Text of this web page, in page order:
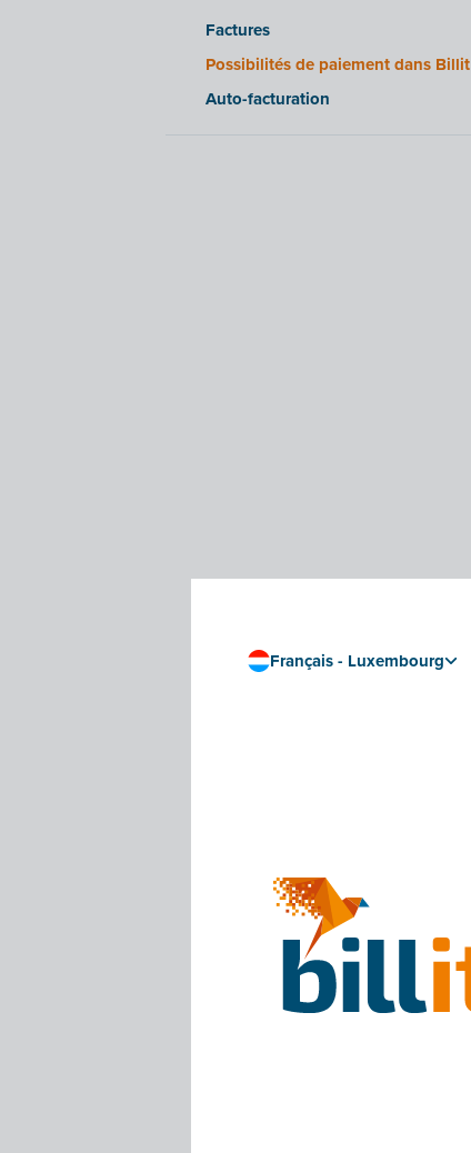
Onglet « Informations »
Onglet « Historique »
Factures
Possibilités de paiement dans Billit
Auto-facturation
Français - Luxembourg